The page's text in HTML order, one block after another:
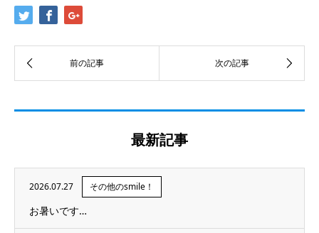
最新記事
2026.07.27 その他のsmile！
お暑いです…